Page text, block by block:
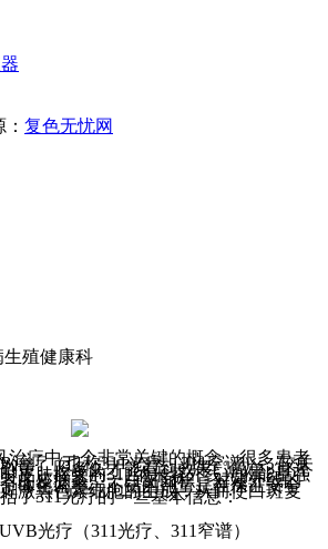
复色无忧网
殖健康科
治疗中一个非常关键的概念。很多患者
治疗（也称311光疗、311窄谱），较关
量、照多久才能看到效果。简单311光
皮肤接受的311纳米紫外线光的能量强
的皮肤类型、白斑面积、对紫外线的
体化调整。不错的剂量是在保证安全
激黑色素细胞的生成，从而使白斑复
了311光疗的一些基本信息：
光疗（311光疗、311窄谱）